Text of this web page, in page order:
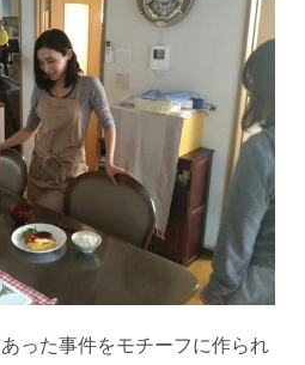
った事件をモチーフに作られ